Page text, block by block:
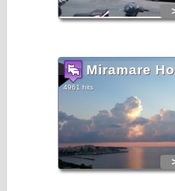
Miramare
4961 hits